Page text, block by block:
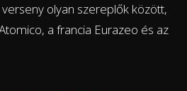
olyan szereplők között,
a francia Eurazeo és az